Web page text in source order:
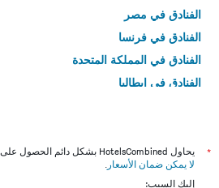
الفنادق في مصر
الفنادق في فرنسا
الفنادق في المملكة المتحدة
الفنادق في إيطاليا
*
يحاول HotelsCombined بشكل دائم الحصول على الأسعار الدقيقة، ولكن
لا يمكن ضمان الأسعار .
إليك السبب: